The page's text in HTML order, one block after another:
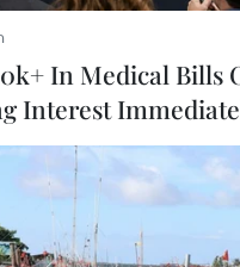
31 độ C khiến cho
ngày lẫn đêm.
gây ra đợt nắng
ảnh hưởng của
Tây phát triển mạnh
về phía Đông
mạnh trên khu
In Medical Bills
Interest